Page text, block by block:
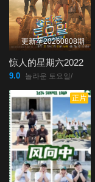
更新至20260808期
惊人的星期六2022
9.0 놀라운 토요일/
正片